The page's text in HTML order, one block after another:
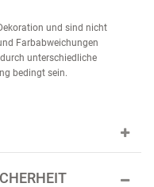
und sind nicht
Farbabweichungen
unterschiedliche
bedingt sein.